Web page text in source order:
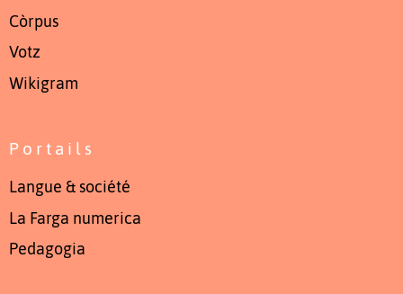
Còrpus
Votz
Wikigram
Portails
Langue & société
La Farga numerica
Pedagogia